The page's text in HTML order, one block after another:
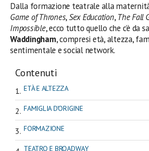
Dalla formazione teatrale alla
Game of Thrones,Sex Education, The Fall
Impossible, ecco tutto quello che c’è da
Waddingham, compresi età, altezza,
sentimentale e social network.
Contenuti
ETÀ E ALTEZZA
FAMIGLIA D'ORIGINE
FORMAZIONE
TEATRO E BROADWAY